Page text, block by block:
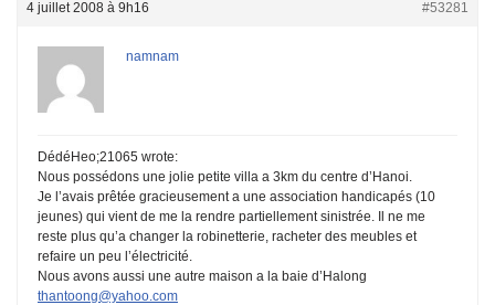
4 juillet 2008 à 9h16 #53281
namnam
DédéHeo;21065 wrote:
Nous possédons une jolie petite villa a 3km du centre d’Hanoi.
Je l’avais prêtée gracieusement a une association handicapés (10
jeunes) qui vient de me la rendre partiellement sinistrée. Il ne me
reste plus qu’a changer la robinetterie, racheter des meubles et
refaire un peu l’électricité.
Nous avons aussi une autre maison a la baie d’Halong
thantoong@yahoo.com